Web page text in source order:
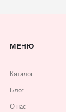
МЕНЮ
Каталог
Блог
О нас